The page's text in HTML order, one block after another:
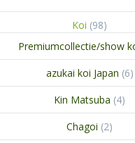
Koi 9898
Premiumcollectie/show
azukai koi Japan 66
Kin Matsuba 44
Chagoi 22